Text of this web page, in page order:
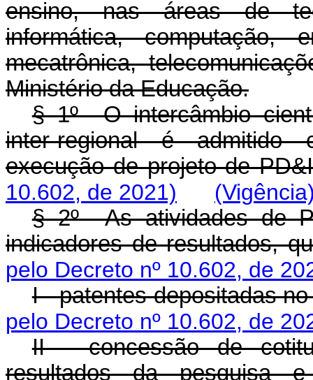
ensino, nas áreas de
informática, computação,
mecatrônica,
Ministério da Educação.
§ 1º O intercâmbio
inter-regional é admitido
execução de projeto de
10.602, de 2021)
§ 2º As atividades de
indicadores de resultados,
pelo Decreto nº 10.602, de
I - patentes depositadas
pelo Decreto nº 10.602, de
II - concessão de
resultados da pesquisa e